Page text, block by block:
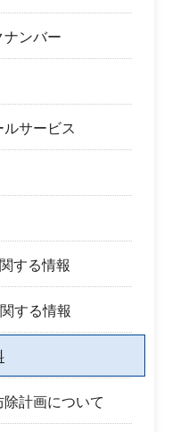
ナンバー
サービス
する情報
する情報
計画について